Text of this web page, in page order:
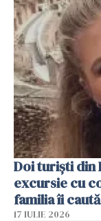
Doi turiști din
excursie cu
familia îi caută
17 IULIE 2026